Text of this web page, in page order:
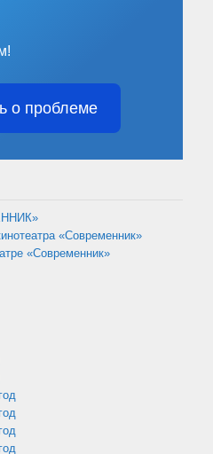
о проблеме
«Современник»
«Современник»